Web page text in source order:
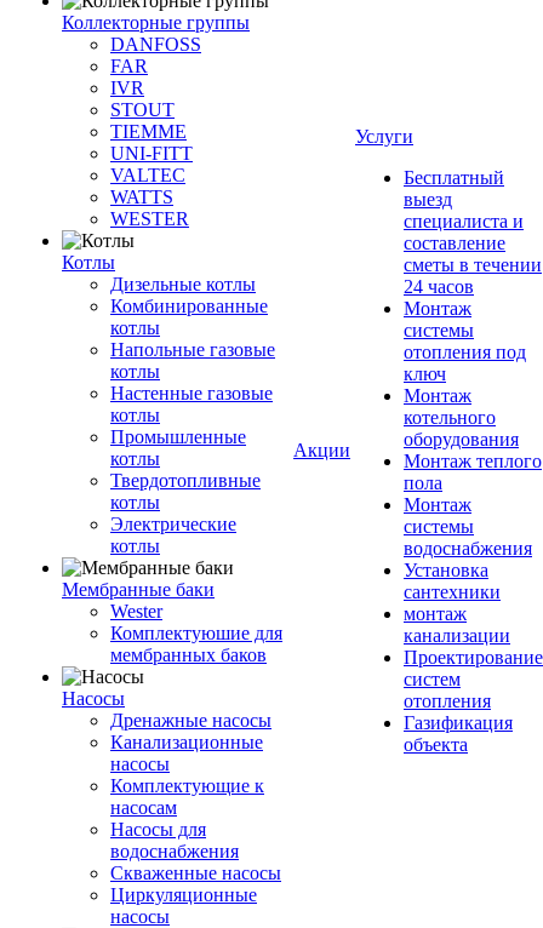
Коллекторные группы
DANFOSS
FAR
IVR
STOUT
TIEMME
UNI-FITT
VALTEC
WATTS
WESTER
Котлы
Дизельные котлы
Комбинированные
котлы
Напольные газовые
котлы
Настенные газовые
котлы
Промышленные
котлы
Твердотопливные
котлы
Электрические
котлы
Мембранные баки
Wester
Комплектуюшие для
мембранных баков
Насосы
Дренажные насосы
Канализационные
насосы
Комплектующие к
насосам
Насосы для
водоснабжения
Скваженные насосы
Циркуляционные
насосы
Акции
Услуги
Бесплатный
выезд
специалиста и
составление
сметы в течении
24 часов
Монтаж
системы
отопления под
ключ
Монтаж
котельного
оборудования
Монтаж теплого
пола
Монтаж
системы
водоснабжения
Установка
сантехники
монтаж
канализации
Проектирование
систем
отопления
Газификация
объекта